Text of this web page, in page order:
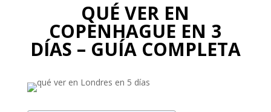
QUÉ VER EN
COPENHAGUE EN 3
DÍAS – GUÍA COMPLETA